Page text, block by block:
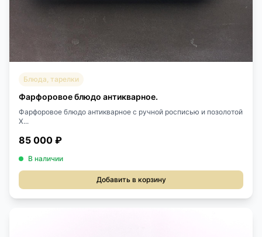
Блюда, тарелки
Фарфоровое блюдо антикварное.
Фарфоровое блюдо антикварное с ручной росписью и позолотой
X...
85 000 ₽
В наличии
Добавить в корзину